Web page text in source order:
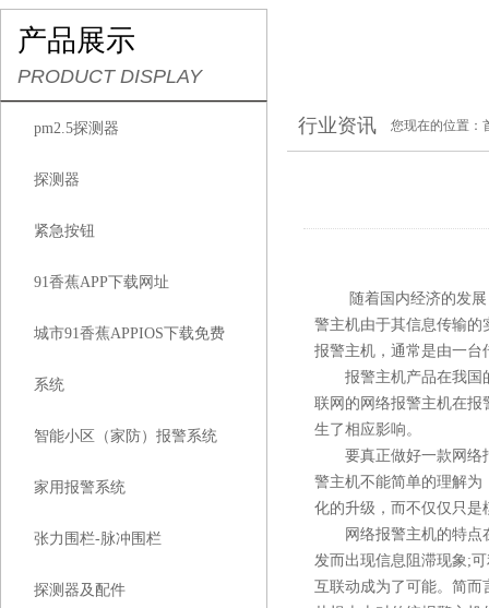
产品展示
PRODUCT DISPLAY
pm2.5探测器
探测器
紧急按钮
91香蕉APP下载网址
城市91香蕉APPIOS下载免费
系统
智能小区（家防）报警系统
家用报警系统
张力围栏-脉冲围栏
探测器及配件
行业资讯 您现在的位置：
随着国内经济的发展
警主机由于其信息传输的实
报警主机，通常是由一
报警主机产品在我国的发
联网的网络报警主机在报
生了相应影响。
要真正做好一款网络报警
警主机不能简单的理解为
化的升级，而不仅仅只是
网络报警主机的特点在于
发而出现信息阻滞现象;可
互联动成为了可能。简而